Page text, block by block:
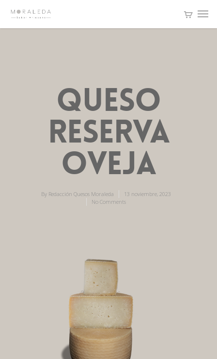
QUESO
RESERVA
OVEJA
By Redacción Quesos Moraleda
13 noviembre, 2023
No Comments